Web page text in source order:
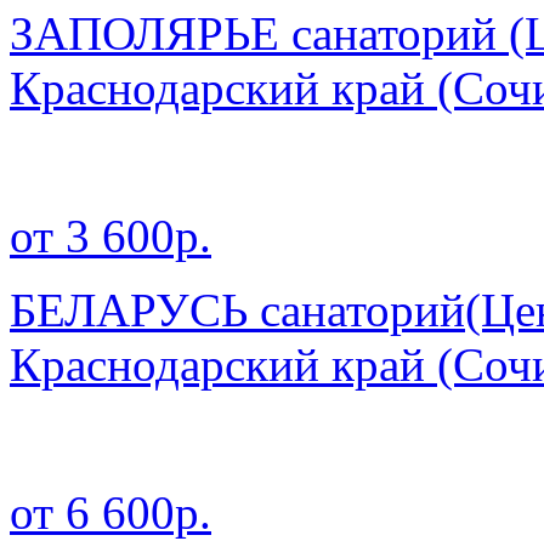
ЗАПОЛЯРЬЕ санаторий
Краснодарский край
от 3 600р.
БЕЛАРУСЬ
Краснодарский край
от 6 600р.